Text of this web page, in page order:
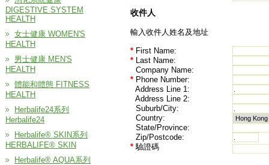
DIGESTIVE SYSTEM
HEALTH
女士健康 WOMEN'S
HEALTH
男士健康 MEN'S
HEALTH
體能和體態 FITNESS
HEALTH
Herbalife24系列
Herbalife24
Herbalife® SKIN系列
HERBALIFE® SKIN
Herbalife® AQUA系列
收件人
輸入收件人姓名及地址
* First Name:
* Last Name:
Company Name:
* Phone Number:
Address Line 1:
Address Line 2:
Suburb/City:
Country:
State/Province:
Zip/Postcode:
* 驗證碼